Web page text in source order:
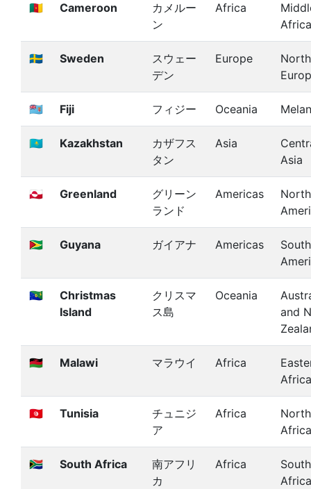
🇨🇲 Cameroon
カメルー
ン
Africa
Africa
🇸🇪 Sweden
スウェー
デン
Europe
🇫🇯 Fiji フィジー Oceania
🇰🇿 Kazakhstan
カザフス
タン
Asia
Asia
🇬🇱 Greenland
グリーン
ランド
Americas
🇬🇾 Guyana ガイアナ Americas
South
🇨🇽
Christmas
Island
クリスマ
ス島
Oceania
and
🇲🇼 Malawi マラウイ Africa
Africa
🇹🇳 Tunisia
チュニジ
ア
Africa
Africa
🇿🇦 South Africa
南アフリ
カ
Africa
Africa